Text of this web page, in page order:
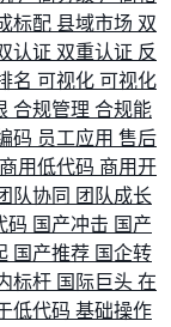
标配 县域市场 双
认证 双重认证 反
名 可视化 可视化
合规管理 合规能
码 员工应用 售后
商用低代码 商用开
队协同 团队成长
码 国产冲击 国产
国产推荐 国企转
标杆 国际巨头 在
低代码 基础操作